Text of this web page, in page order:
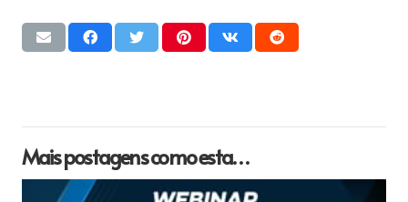
Mais postagens como esta…